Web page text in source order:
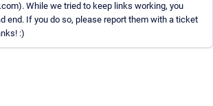
While we tried to keep links working, you
end. If you do so, please report them with a ticket
:)